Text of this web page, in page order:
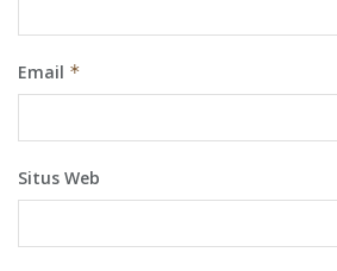
Email *
Situs Web